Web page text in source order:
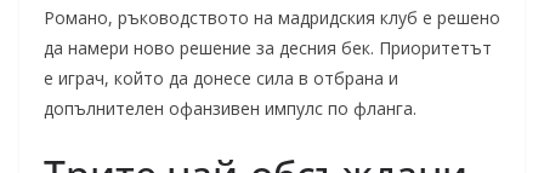
Романо, ръководството на мадридския клуб е решено
да намери ново решение за десния бек. Приоритетът
е играч, който да донесе сила в отбрана и
допълнителен офанзивен импулс по фланга.